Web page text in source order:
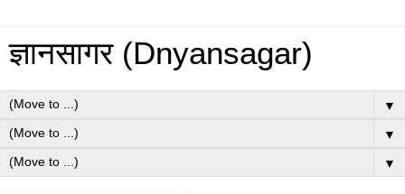
ज्ञानसागर (Dnyansagar)
▼
▼
▼